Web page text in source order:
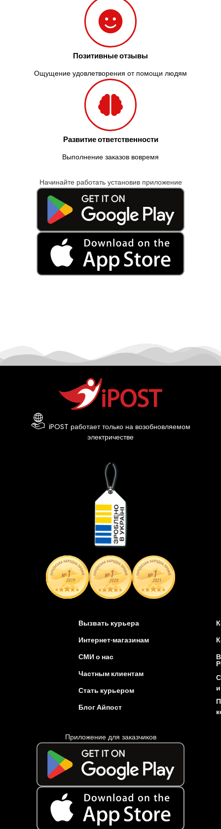
Позитивные отзывы
Ощущение удовлетворения от помощи людям
Развитие ответственности
Выполнение заказов вовремя
Начинайте работать установив приложение
iPOST работает только на возобновляемом
электричестве
Вызвать курьера
Интернет-магазинам
СМИ о нас
Частным клиентам
Стать курьером
Блог Айпост
Приложение для заказчиков